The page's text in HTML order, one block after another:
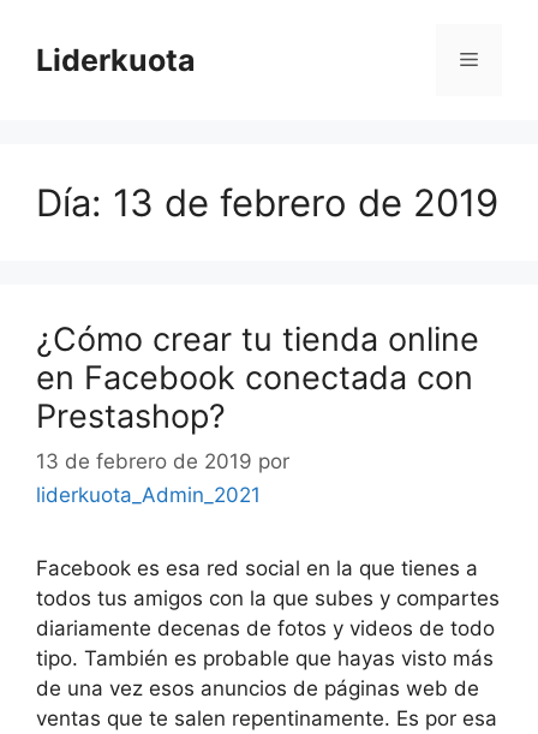
contenido
Liderkuota Menú
Día: 13 de febrero de 2019
¿Cómo crear tu tienda online
en Facebook conectada con
Prestashop?
13 de febrero de 2019 por
liderkuota_Admin_2021
Facebook es esa red social en la que tienes a
todos tus amigos con la que subes y compartes
diariamente decenas de fotos y videos de todo
tipo. También es probable que hayas visto más
de una vez esos anuncios de páginas web de
ventas que te salen repentinamente. Es por esa